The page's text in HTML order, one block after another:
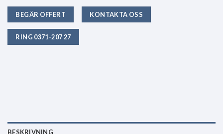
BEGÄR OFFERT KONTAKTA OSS
RING 0371-207 27
BESKRIVNING